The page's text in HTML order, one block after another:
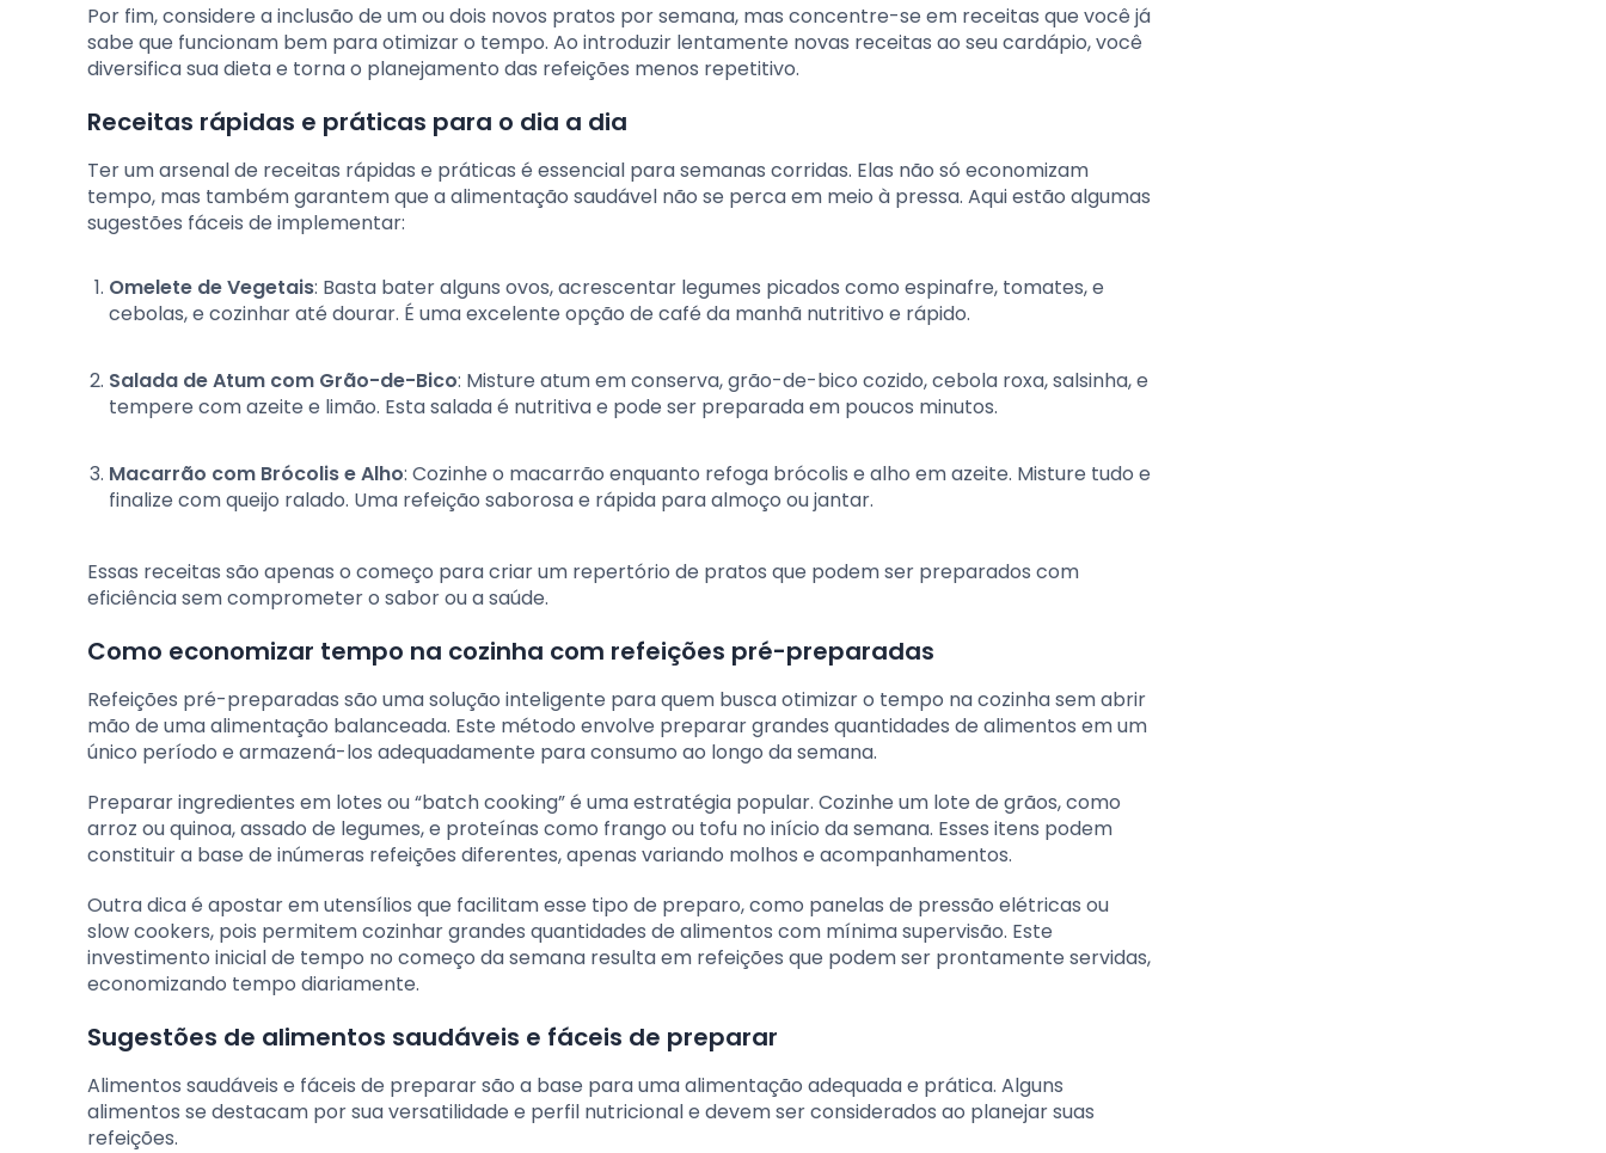
Por fim, considere a inclusão de um ou dois novos pratos por semana, mas concentre-se em receitas que você já
sabe que funcionam bem para otimizar o tempo. Ao introduzir lentamente novas receitas ao seu cardápio, você
diversifica sua dieta e torna o planejamento das refeições menos repetitivo.
Receitas rápidas e práticas para o dia a dia
Ter um arsenal de receitas rápidas e práticas é essencial para semanas corridas. Elas não só economizam
tempo, mas também garantem que a alimentação saudável não se perca em meio à pressa. Aqui estão algumas
sugestões fáceis de implementar:
Omelete de Vegetais: Basta bater alguns ovos, acrescentar legumes picados como espinafre, tomates, e
cebolas, e cozinhar até dourar. É uma excelente opção de café da manhã nutritivo e rápido.
Salada de Atum com Grão-de-Bico: Misture atum em conserva, grão-de-bico cozido, cebola roxa, salsinha, e
tempere com azeite e limão. Esta salada é nutritiva e pode ser preparada em poucos minutos.
Macarrão com Brócolis e Alho: Cozinhe o macarrão enquanto refoga brócolis e alho em azeite. Misture tudo e
finalize com queijo ralado. Uma refeição saborosa e rápida para almoço ou jantar.
Essas receitas são apenas o começo para criar um repertório de pratos que podem ser preparados com
eficiência sem comprometer o sabor ou a saúde.
Como economizar tempo na cozinha com refeições pré-preparadas
Refeições pré-preparadas são uma solução inteligente para quem busca otimizar o tempo na cozinha sem abrir
mão de uma alimentação balanceada. Este método envolve preparar grandes quantidades de alimentos em um
único período e armazená-los adequadamente para consumo ao longo da semana.
Preparar ingredientes em lotes ou “batch cooking” é uma estratégia popular. Cozinhe um lote de grãos, como
arroz ou quinoa, assado de legumes, e proteínas como frango ou tofu no início da semana. Esses itens podem
constituir a base de inúmeras refeições diferentes, apenas variando molhos e acompanhamentos.
Outra dica é apostar em utensílios que facilitam esse tipo de preparo, como panelas de pressão elétricas ou
slow cookers, pois permitem cozinhar grandes quantidades de alimentos com mínima supervisão. Este
investimento inicial de tempo no começo da semana resulta em refeições que podem ser prontamente servidas,
economizando tempo diariamente.
Sugestões de alimentos saudáveis e fáceis de preparar
Alimentos saudáveis e fáceis de preparar são a base para uma alimentação adequada e prática. Alguns
alimentos se destacam por sua versatilidade e perfil nutricional e devem ser considerados ao planejar suas
refeições.